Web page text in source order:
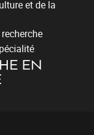
et de la
EN